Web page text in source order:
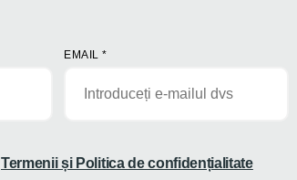
EMAIL*
Termenii și Politica de confidențialitate